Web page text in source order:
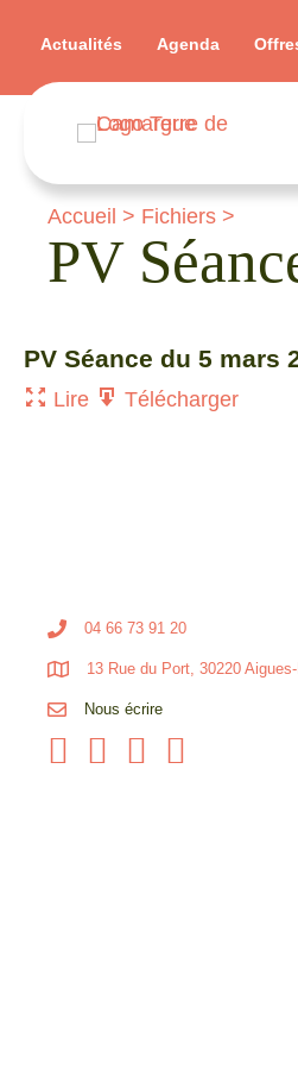
Actualités Agenda
Accueil > Fichiers >
PV
PV Séance du 5 mars
Lire Télécharger
04 66 73 91 20
13 Rue du Port, 30220
Nous écrire